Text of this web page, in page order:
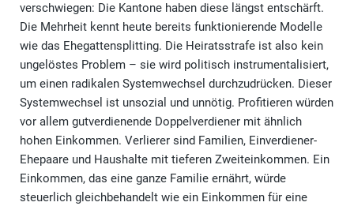
verschwiegen: Die Kantone haben diese längst entschärft.
Die Mehrheit kennt heute bereits funktionierende Modelle
wie das Ehegattensplitting. Die Heiratsstrafe ist also kein
ungelöstes Problem – sie wird politisch instrumentalisiert,
um einen radikalen Systemwechsel durchzudrücken. Dieser
Systemwechsel ist unsozial und unnötig. Profitieren würden
vor allem gutverdienende Doppelverdiener mit ähnlich
hohen Einkommen. Verlierer sind Familien, Einverdiener-
Ehepaare und Haushalte mit tieferen Zweiteinkommen. Ein
Einkommen, das eine ganze Familie ernährt, würde
steuerlich gleichbehandelt wie ein Einkommen für eine